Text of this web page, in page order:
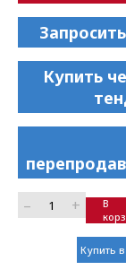
Купить
– +
В
Купить